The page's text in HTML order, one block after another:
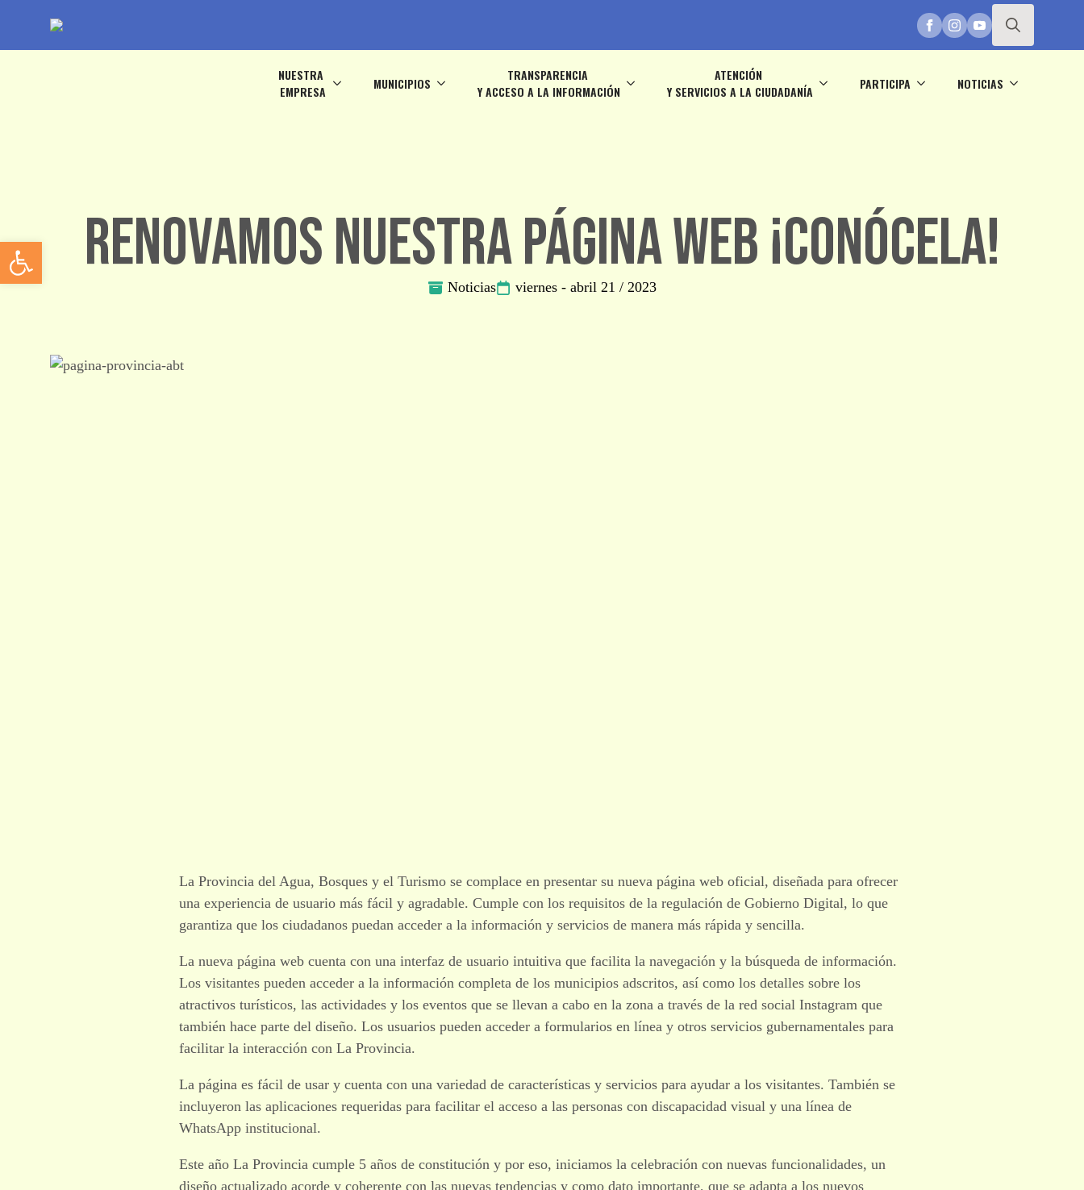
for:
NUESTRA
EMPRESA
MUNICIPIOS
TRANSPARENCIA
Y ACCESO A LA INFORMACIÓN
ATENCIÓN
Y SERVICIOS A LA CIUDADANÍA
PARTICIPA NOTICIAS
Renovamos nuestra página web ¡Conócela!
Noticias viernes - abril 21 / 2023
La Provincia del Agua, Bosques y el Turismo se complace en presentar su nueva página web oficial, diseñada para ofrecer
una experiencia de usuario más fácil y agradable. Cumple con los requisitos de la regulación de Gobierno Digital, lo que
garantiza que los ciudadanos puedan acceder a la información y servicios de manera más rápida y sencilla.
La nueva página web cuenta con una interfaz de usuario intuitiva que facilita la navegación y la búsqueda de información.
Los visitantes pueden acceder a la información completa de los municipios adscritos, así como los detalles sobre los
atractivos turísticos, las actividades y los eventos que se llevan a cabo en la zona a través de la red social Instagram que
también hace parte del diseño. Los usuarios pueden acceder a formularios en línea y otros servicios gubernamentales para
facilitar la interacción con La Provincia.
La página es fácil de usar y cuenta con una variedad de características y servicios para ayudar a los visitantes. También se
incluyeron las aplicaciones requeridas para facilitar el acceso a las personas con discapacidad visual y una línea de
WhatsApp institucional.
Este año La Provincia cumple 5 años de constitución y por eso, iniciamos la celebración con nuevas funcionalidades, un
diseño actualizado acorde y coherente con las nuevas tendencias y como dato importante, que se adapta a los nuevos
Abrir barra de herramientas